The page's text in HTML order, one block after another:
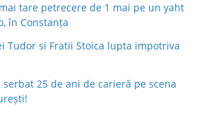
tare petrecere de 1 mai pe un yaht
în Constanța
Tudor si Fratii Stoica lupta impotriva
serbat 25 de ani de carieră pe scena